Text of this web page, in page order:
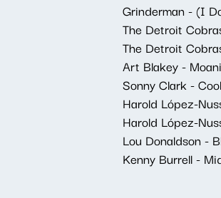
Grinderman - (I
The Detroit
The Detroit
Art Blakey -
Sonny Clark -
Harold López-
Harold López-
Lou Donaldson -
Kenny Burrell -